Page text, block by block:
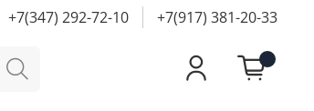
+7(347) 292-72-10 +7(917) 381-20-33